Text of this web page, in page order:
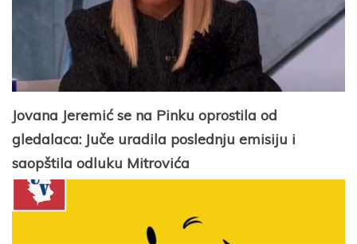
Jovana Jeremić se na Pinku oprostila od
gledalaca: Juče uradila poslednju emisiju i
saopštila odluku Mitrovića